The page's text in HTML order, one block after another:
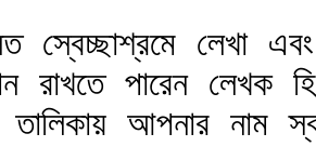
স্বেচ্ছাশ্রমে লেখা
রাখতে পারেন লেখক
তালিকায় আপনার নাম